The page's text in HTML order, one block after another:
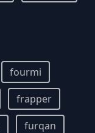
fourmi
frapper
furqan